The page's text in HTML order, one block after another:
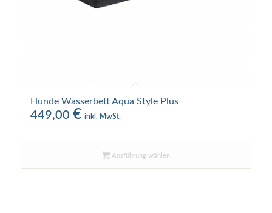
Hunde Wasserbett Aqua Style Plus
449,00 € inkl. MwSt.
Ausführung wählen